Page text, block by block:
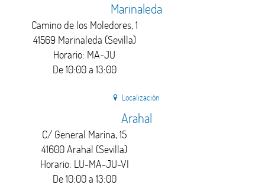
Marinaleda
Camino de los Moledores, 1
41569 Marinaleda (Sevilla)
Horario: MA-JU
De 10:00 a 13:00
Localización
Arahal
C/ General Marina, 15
41600 Arahal (Sevilla)
Horario: LU-MA-JU-VI
De 10:00 a 13:00